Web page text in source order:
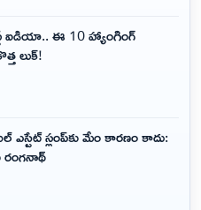
ఐడియా.. ఈ 10 హ్యాంగింగ్
లుక్!
స్లంప్‌కు మేం కారణం కాదు: